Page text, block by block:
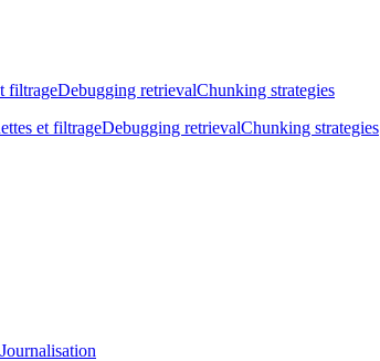
filtrageDebugging retrievalChunking strategies
et filtrageDebugging retrievalChunking strategies
Journalisation